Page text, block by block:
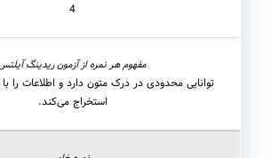
4
توانایی محدودی در درک متون دارد و اطلاعات را
استخراج می‌کند.